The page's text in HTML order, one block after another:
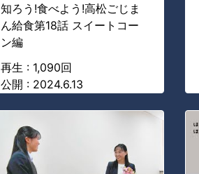
知ろう!食べよう!高松ごじま
ん給食第18話 スイートコー
ン編
再生 : 1,090回
公開 : 2024.6.13